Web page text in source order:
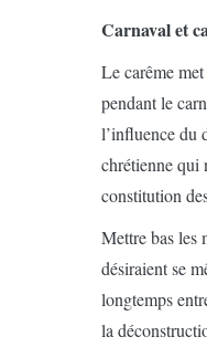
Carnaval et
Le carême
pendant le
l’influence du
chrétienne qui
constitution
Mettre bas les
désiraient se
longtemps
la